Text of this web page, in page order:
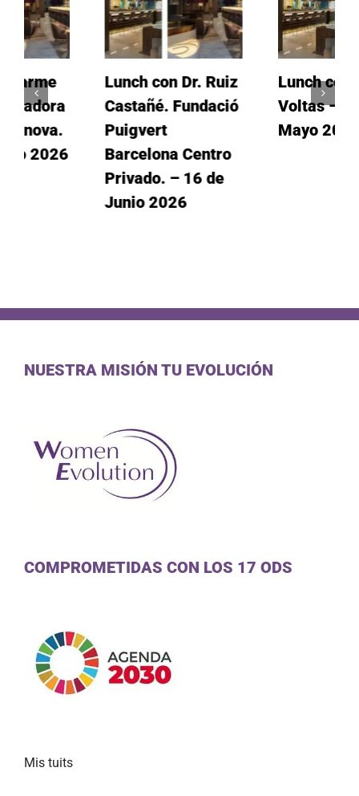
Lunch con Dr. Ruiz
Castañé. Fundació
Puigvert
Barcelona Centro
Privado. – 16 de
Junio 2026
Lunch con Gemma
Voltas – 19 de
Mayo 2026